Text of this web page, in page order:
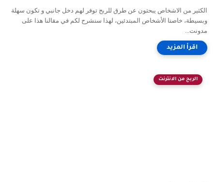
الكثير من الاشخاص يبحثون عن طرق للربح توفر لهم دخل جانبي و تكون سهلة
وبسيطة، خاصتا الأشخاص المبتدئين، لهذا سنشرح لكم في مقالنا هذا على
مدونت...
الربح من الانترنت